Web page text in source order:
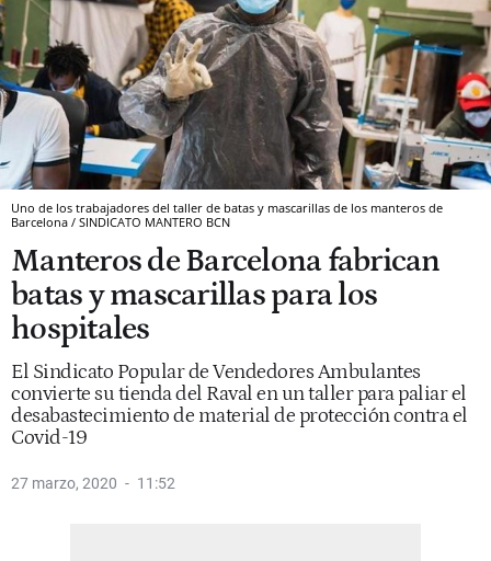
Uno de los trabajadores del taller de batas y mascarillas de los manteros de
Barcelona / SINDICATO MANTERO BCN
Manteros de Barcelona fabrican
batas y mascarillas para los
hospitales
El Sindicato Popular de Vendedores Ambulantes
convierte su tienda del Raval en un taller para paliar el
desabastecimiento de material de protección contra el
Covid-19
27 marzo, 2020 11:52